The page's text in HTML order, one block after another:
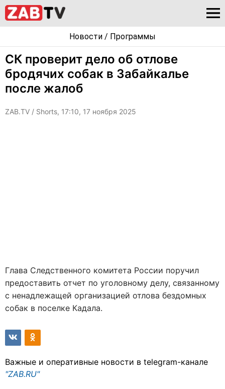
Новости / Программы
СК проверит дело об отлове
бродячих собак в Забайкалье
после жалоб
ZAB.TV / Shorts, 17:10, 17 ноября 2025
Глава Следственного комитета России поручил
предоставить отчет по уголовному делу, связанному
с ненадлежащей организацией отлова бездомных
собак в поселке Кадала.
Важные и оперативные новости в telegram-канале
"ZAB.RU"